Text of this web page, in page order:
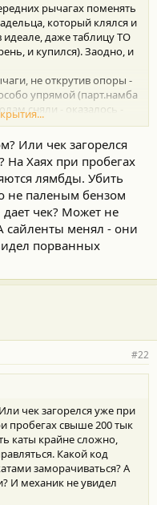
рычагах поменять
который клялся и
даже таблицу ТО
и купился). Заодно, и
не открутив опоры -
упрямой (парт.намба
сняли - оказалось -
и подергивания
В экзисте такая опора,
от коего советую, аки от
сервиса,
"чек", буду
обманками, поскольку
еще не забиты
Или чек загорелся
На Хаях при пробегах
лямбды. Убить
не паленым бензом
чек? Может не
сайленты менял - они
порванных
#22
чек загорелся уже при
пробегах свыше 200 тык
каты крайне сложно,
Какой код
заморачиваться? А
И механик не увидел